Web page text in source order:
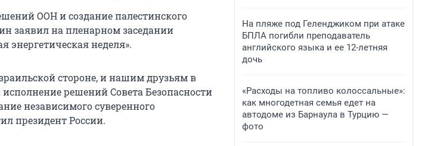
ООН и создание палестинского
заявил на пленарном заседании
энергетическая неделя».
стороне, и нашим друзьям в
решений Совета Безопасности
независимого суверенного
президент России.
На пляже под Геленджиком при атаке
БПЛА погибли преподаватель
английского языка и ее 12-летняя
дочь
«Расходы на топливо колоссальные»:
как многодетная семья едет на
автодоме из Барнаула в Турцию —
фото